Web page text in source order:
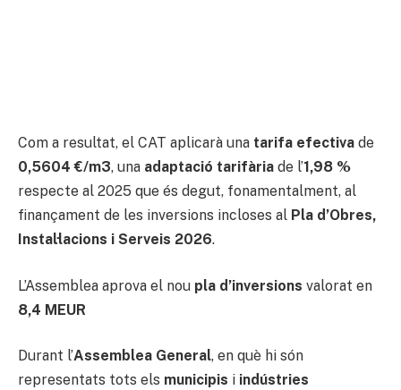
Com a resultat, el CAT aplicarà una tarifa efectiva de
0,5604 €/m3, una adaptació tarifària de l’1,98 %
respecte al 2025 que és degut, fonamentalment, al
finançament de les inversions incloses al Pla d’Obres,
Instal·lacions i Serveis 2026.
L’Assemblea aprova el nou pla d’inversions valorat en
8,4 MEUR
Durant l’Assemblea General, en què hi són
representats tots els municipis i indústries